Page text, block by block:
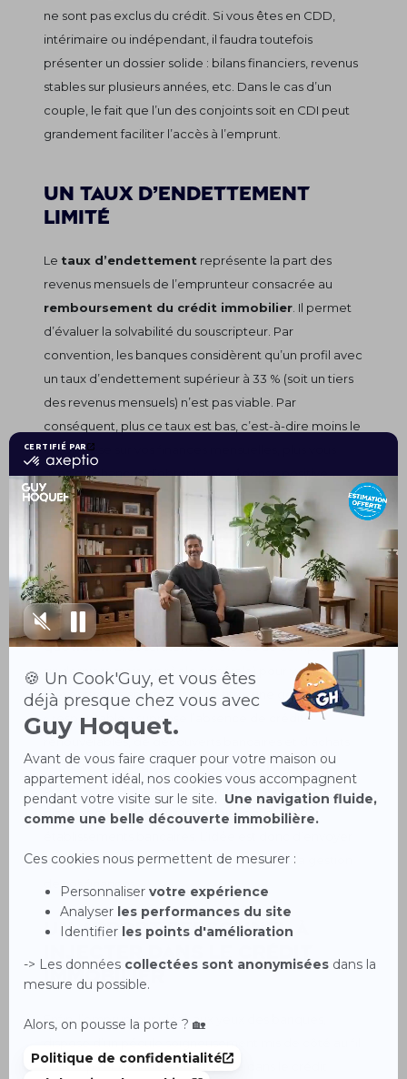
ne sont pas exclus du crédit. Si vous êtes en CDD,
intérimaire ou indépendant, il faudra toutefois
présenter un dossier solide : bilans financiers, revenus
stables sur plusieurs années, etc. Dans le cas d’un
couple, le fait que l’un des conjoints soit en CDI peut
grandement faciliter l’accès à l’emprunt.
Un taux d’endettement
limité
Le taux d’endettement représente la part des
revenus mensuels de l’emprunteur consacrée au
remboursement du crédit immobilier . Il permet
d’évaluer la solvabilité du souscripteur. Par
convention, les banques considèrent qu’un profil avec
un taux d’endettement supérieur à 33 % (soit un tiers
des revenus mensuels) n’est pas viable. Par
conséquent, plus ce taux est bas, c’est-à-dire moins le
crédit pèse sur vos finances mensuelles, plus vous
avez de chances d’obtenir une réponse positive.
Une gestion responsable
des finances
Les banques sont également sensibles àla façon
dont l’emprunteur gère ses finances au
quotidien. Elles scrutent les relevés de compte (des
six derniers mois, en règle générale) pour y trouver
d’éventuelles anomalies. À ce titre, une gestion
« responsable » suppose l’absence de crédits
renouvelables, de découverts bancaires et d’achats
impulsifs trop fréquents. De plus,un effort
d’épargne régulier
, même limité à quelques
dizaines d’euros, est un bon point pour les
un maximum de messages positifs quant à la gestion
de vos finances.
Un apport personnel à
immobilier
Enfin, l’emprunteur idéal, aux yeux des banques,
du temps et destiné à être injecté dans le crédit